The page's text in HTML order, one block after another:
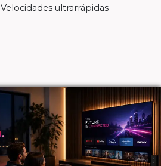
Velocidades ultrarrápidas